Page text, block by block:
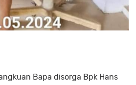
Bapa disorga Bpk Hans